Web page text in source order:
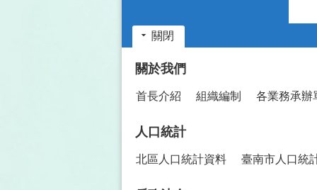
關閉
關於我們
首長介紹 組織編制 各業務承辦
人口統計
北區人口統計資料 臺南市人口統